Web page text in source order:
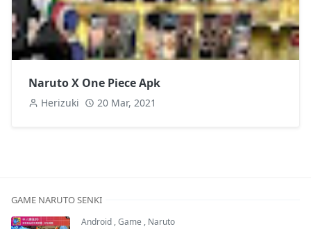
Naruto X One Piece Apk
Herizuki 20 Mar, 2021
GAME NARUTO SENKI
Android ,Game , Naruto